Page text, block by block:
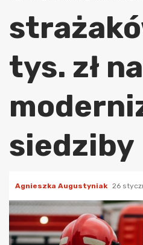
tys. zł na
siedziby
Agnieszka Augustyniak 26